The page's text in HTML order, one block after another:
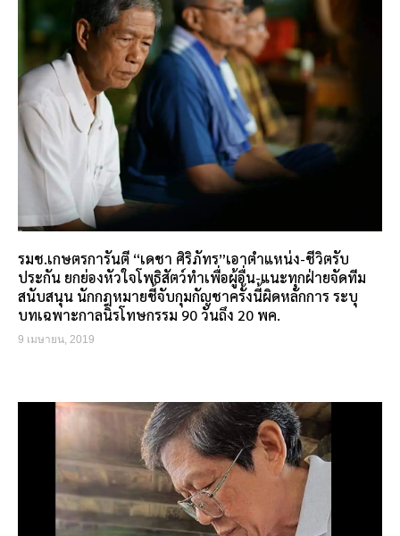
รมช.เกษตรการันตี “เดชา ศิริภัทร”เอาตำแหน่ง-ชีวิตรับ
ประกัน ยกย่องหัวใจโพธิสัตว์ทำเพื่อผู้อื่น-แนะทุกฝ่ายจัดทีม
สนับสนุน นักกฎหมายชี้จับกุมกัญชาครั้งนี้ผิดหลักการ ระบุ
บทเฉพาะกาลนิรโทษกรรม 90 วันถึง 20 พค.
9 เมษายน, 2019